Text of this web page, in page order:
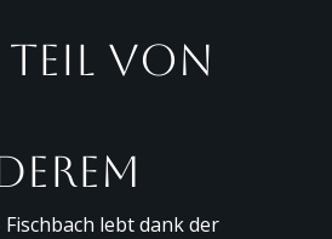
Teil von
lebt dank der